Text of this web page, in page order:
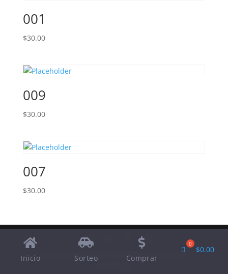
001
$30.00
009
$30.00
007
$30.00
Designed by Elegant Themes
| Powered by
Inicio Sorteo Comprar
$0.00